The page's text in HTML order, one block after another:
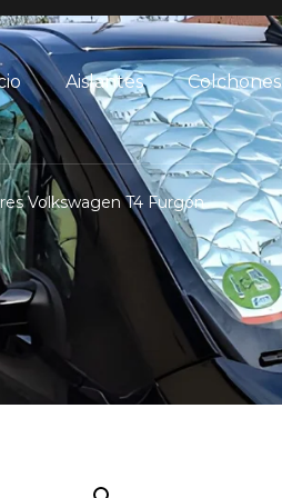
Aislantes Colchones
Volkswagen T4 Furgón